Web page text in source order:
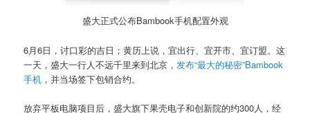
盛大正式公布Bambook手机配置外观
6月6日，讨口彩的吉日；黄历上说，宜出行、宜开市、宜订盟。这
一天，盛大一行人不远千里来到北京， 发布“最大的秘密”Bambook
手机 ，并当场签下包销合约。
放弃平板电脑项目后，盛大旗下果壳电子和创新院的约300人，经